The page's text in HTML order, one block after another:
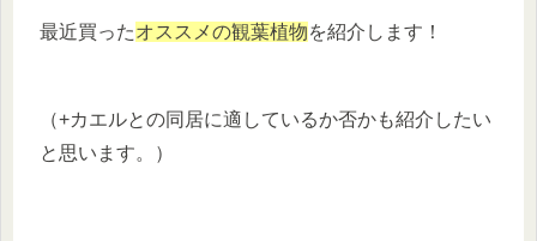
最近買ったオススメの観葉植物を紹介します！
（+カエルとの同居に適しているか否かも紹介したい
と思います。）